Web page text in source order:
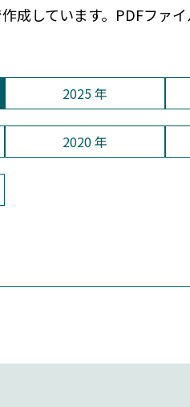
成しています。PDFファイ
2025 年
2020 年